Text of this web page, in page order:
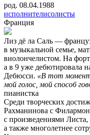
род. 08.04.1988
исполнителисолисты
Франция
Лиз дё ла Саль —
в музыкальной семье,
виолончелистом. На
а в 9 уже дебютировала
Дебюсси. «В тот
мой голос, мой способ
пианистка
Среди творческих
Рахманинова с
с произведениями
а также многолетнее